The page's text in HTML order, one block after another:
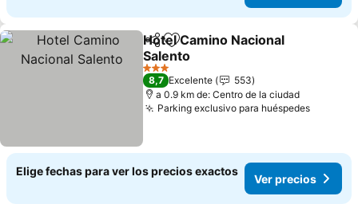
CompartirAgregar a favoritos
Hotel Camino Nacional
Salento
Ver precios
3 Estrellas
8,7 Excelente
553
a 0.9 km de: Centro de la ciudad
Parking exclusivo para huéspedesVer
Elige fechas para ver los precios exactos
Ver precios